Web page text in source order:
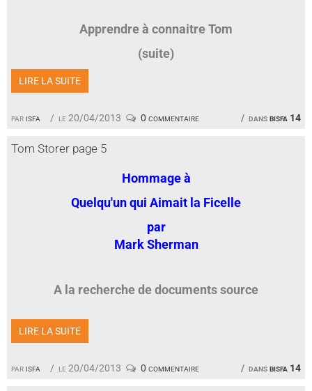
par isfa le 20/04/2013 dansbisfa 14
0 commentaire
Apprendre à connaitre Tom
(suite)
LIRE LA SUITE
Tom Storer page 5
par isfa le 20/04/2013 dansbisfa 14
0 commentaire
Hommage à
Quelqu'un qui Aimait la Ficelle
par
Mark Sherman
A la recherche de documents source
LIRE LA SUITE